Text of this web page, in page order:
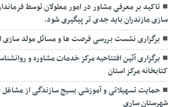
تاکید بر معرفی مشاور در امور معلولان توسط
سازی مازندران باید جدی تر پیگیری شود.
برگزاری نشست بررسی فرصت ها و مسائل مولد سازی
برگزاری آئین افتتاحیه مرکز خدمات مشاوره و
کتابخانه مرکز استان
حمایت تسهیلاتی و آموزشی بسیج سازندگی از
شهرستان ساری